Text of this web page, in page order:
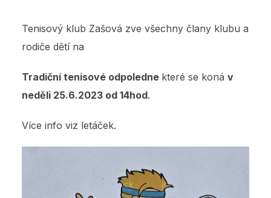
Tenisový klub Zašová zve všechny člany klubu a
rodiče dětí na
Tradiční tenisové odpoledne které se konáv
neděli 25.6.2023 od 14hod.
Více info viz letáček.